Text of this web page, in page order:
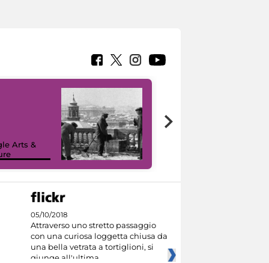
Arts &
05/10/2018
Attraverso uno stretto passaggio
con una curiosa loggetta chiusa da
una bella vetrata a tortiglioni, si
giunge all'ultima